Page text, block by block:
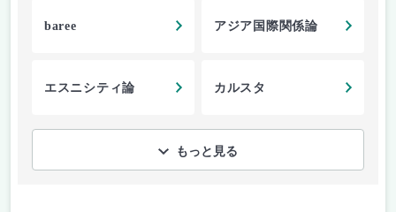
baree アジア国際関係論
エスニシティ論 カルスタ
もっと見る